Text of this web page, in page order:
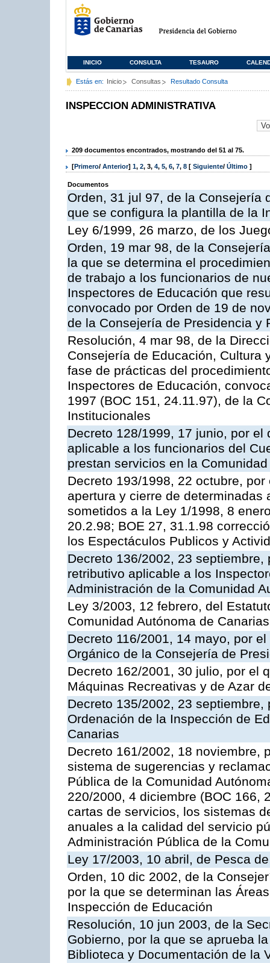
INICIO CONSULTA TESAURO
Estás en: Inicio Consultas Resultado Consulta
INSPECCION ADMINISTRATIVA
209 documentos encontrados, mostrando del 51 al 75.
[Primero/ Anterior] 1, 2, 3, 4, 5, 6, 7, 8 [ Siguiente/ Último ]
Documentos
Orden, 31 jul 97, de la Consejería
que se configura la plantilla de la
Ley 6/1999, 26 marzo, de los
Orden, 19 mar 98, de la
la que se determina el
de trabajo a los funcionarios de
Inspectores de Educación que
convocado por Orden de 19 de
de la Consejería de Presidencia y
Resolución, 4 mar 98, de la
Consejería de Educación, Cultura
fase de prácticas del
Inspectores de Educación,
1997 (BOC 151, 24.11.97), de la
Institucionales
Decreto 128/1999, 17 junio, por
aplicable a los funcionarios del
prestan servicios en la
Decreto 193/1998, 22 octubre,
apertura y cierre de
sometidos a la Ley 1/1998, 8
20.2.98; BOE 27, 31.1.98
los Espectáculos Publicos y
Decreto 136/2002, 23
retributivo aplicable a los
Administración de la Comunidad
Ley 3/2003, 12 febrero, del
Comunidad Autónoma de Canarias
Decreto 116/2001, 14 mayo, por
Orgánico de la Consejería de
Decreto 162/2001, 30 julio, por el
Máquinas Recreativas y de Azar
Decreto 135/2002, 23
Ordenación de la Inspección de
Canarias
Decreto 161/2002, 18 noviembre,
sistema de sugerencias y
Pública de la Comunidad
220/2000, 4 diciembre (BOC 166,
cartas de servicios, los sistemas
anuales a la calidad del servicio
Administración Pública de la
Ley 17/2003, 10 abril, de Pesca
Orden, 10 dic 2002, de la
por la que se determinan las
Inspección de Educación
Resolución, 10 jun 2003, de la
Gobierno, por la que se aprueba
Biblioteca y Documentación de la